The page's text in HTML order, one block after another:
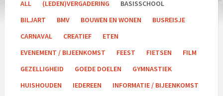
ALL (LEDEN)VERGADERING
BASISSCHOOL
BILJART
BMV BOUWEN EN WONEN
BUSREISJE
CARNAVAL
CREATIEF
ETEN
EVENEMENT / BIJEENKOMST
FEEST FIETSEN
FILM
GEZELLIGHEID
GOEDE DOELEN
GYMNASTIEK
HUISHOUDEN
IEDEREEN
INFORMATIE / BIJEENKOMST